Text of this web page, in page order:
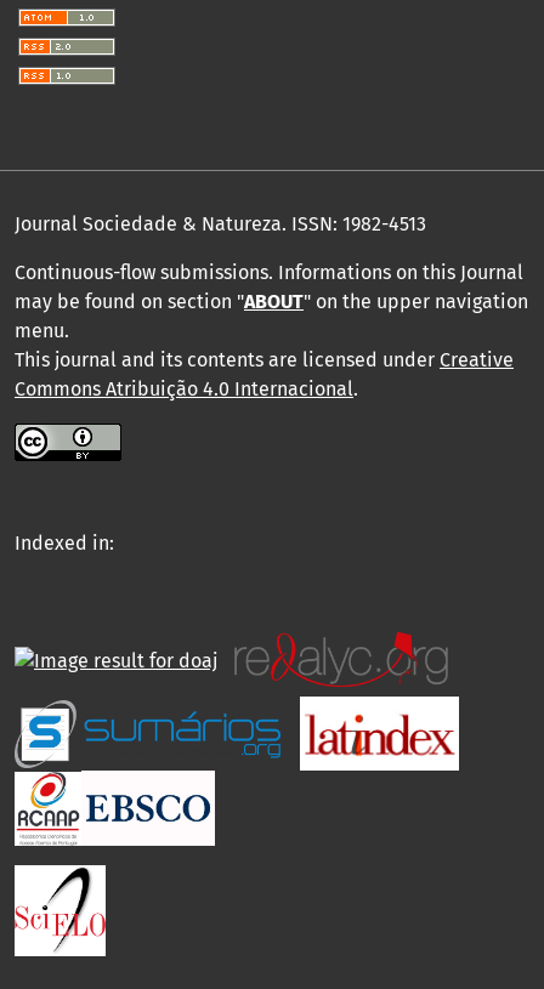
Journal Sociedade & Natureza. ISSN: 1982-4513
Continuous-flow submissions. Informations on this Journal
may be found on section "ABOUT" on the upper navigation
menu.
This journal and its contents are licensed under Creative
Commons Atribuição 4.0 Internacional.
Indexed in: